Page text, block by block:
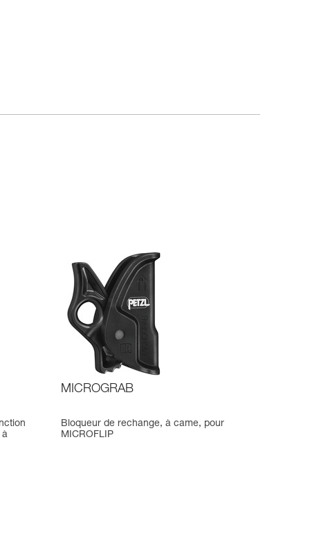
à
MICROGRAB
Bloqueur de rechange, à came, pour
MICROFLIP